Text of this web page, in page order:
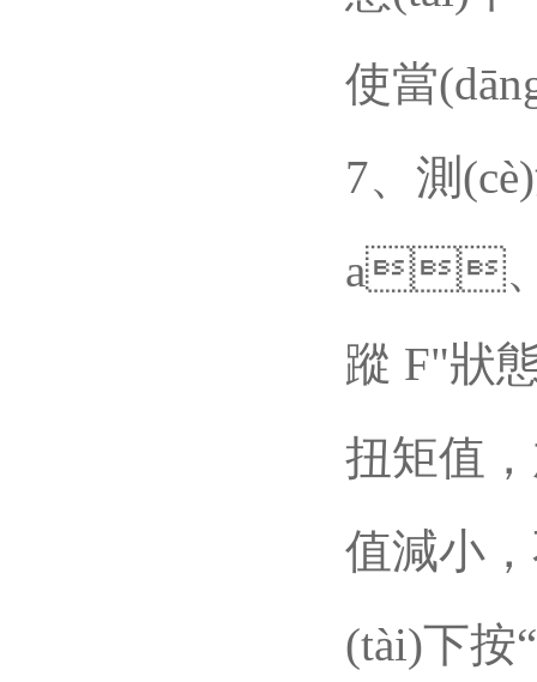
使當
7、測
a、
蹤 F"狀
扭矩值
值減小
(tài)下按